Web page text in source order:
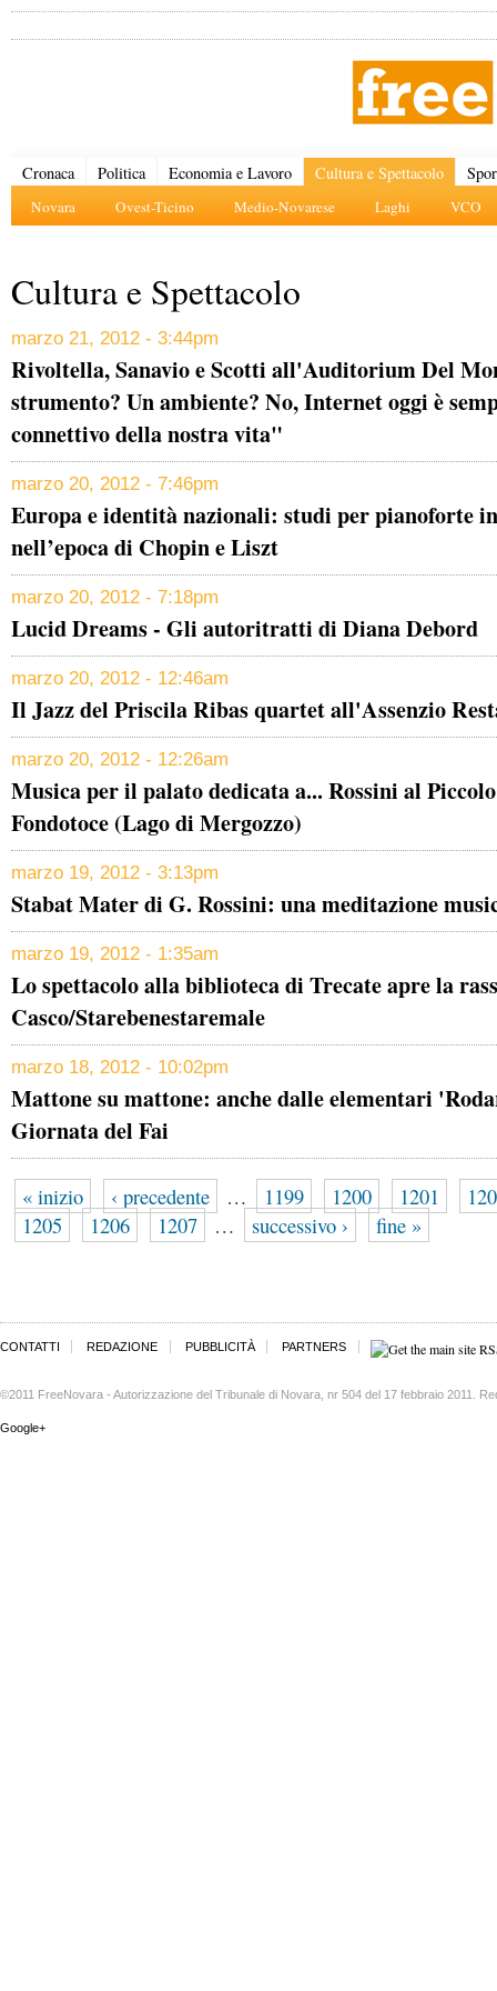
Cronaca Politica Economia e Lavoro Cultura e Spettacolo
Novara Ovest-Ticino Medio-Novarese Laghi VCO
Cultura e Spettacolo
marzo 21, 2012 - 3:44pm
Rivoltella, Sanavio e Scotti all'Auditorium Del
strumento? Un ambiente? No, Internet oggi è
connettivo della nostra vita"
marzo 20, 2012 - 7:46pm
Europa e identità nazionali: studi per pianoforte
nell’epoca di Chopin e Liszt
marzo 20, 2012 - 7:18pm
Lucid Dreams - Gli autoritratti di Diana Debord
marzo 20, 2012 - 12:46am
Il Jazz del Priscila Ribas quartet all'Assenzio
marzo 20, 2012 - 12:26am
Musica per il palato dedicata a... Rossini al
Fondotoce (Lago di Mergozzo)
marzo 19, 2012 - 3:13pm
Stabat Mater di G. Rossini: una meditazione
marzo 19, 2012 - 1:35am
Lo spettacolo alla biblioteca di Trecate apre la
Casco/Starebenestaremale
marzo 18, 2012 - 10:02pm
Mattone su mattone: anche dalle elementari
Giornata del Fai
« inizio ‹ precedente … 1199 1200 1201
1205
1206 1207 … successivo › fine »
CONTATTI REDAZIONE PUBBLICITÀ PARTNERS
©2011 FreeNovara - Autorizzazione del Tribunale di Novara, nr 504 del 17 febbraio 2011.
Google+